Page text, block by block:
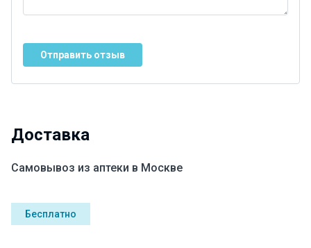
Отправить отзыв
Доставка
Самовывоз из аптеки в Москве
Бесплатно